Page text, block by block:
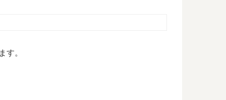
す。